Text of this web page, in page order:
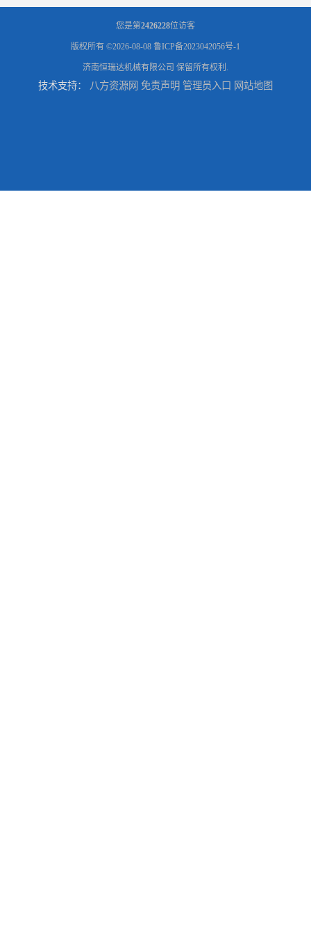
您是第2426228位访客
版权所有 ©2026-08-08 鲁ICP备2023042056号-1
济南恒瑞达机械有限公司 保留所有权利.
技术支持： 八方资源网 免责声明 管理员入口 网站地图